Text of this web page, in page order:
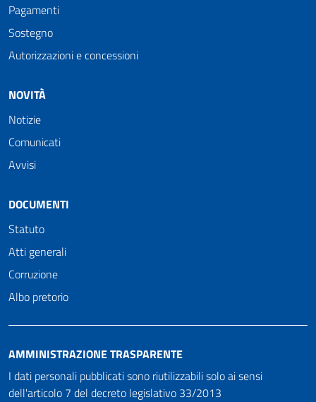
Pagamenti
Sostegno
Autorizzazioni e concessioni
NOVITÀ
Notizie
Comunicati
Avvisi
DOCUMENTI
Statuto
Atti generali
Corruzione
Albo pretorio
AMMINISTRAZIONE TRASPARENTE
I dati personali pubblicati sono riutilizzabili solo ai sensi
dell'articolo 7 del decreto legislativo 33/2013